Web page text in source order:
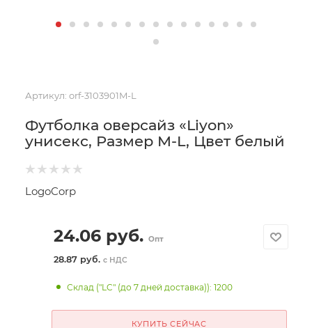
Артикул: orf-3103901M-L
Футболка оверсайз «Liyon»
унисекс, Размер M-L, Цвет белый
LogoCorp
24.06руб. Опт
28.87 руб. с НДС
Склад ("LC" (до 7 дней доставка)): 1200
КУПИТЬ СЕЙЧАС